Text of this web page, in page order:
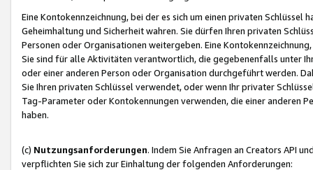
Eine Kontokennzeichnung, bei der es sich um einen privaten
Geheimhaltung und Sicherheit wahren. Sie dürfen Ihren privaten
Personen oder Organisationen weitergeben. Eine
Sie sind für alle Aktivitäten verantwortlich, die gegebenenfalls unter
oder einer anderen Person oder Organisation durchgeführt werden.
Sie Ihren privaten Schlüssel verwendet, oder wenn Ihr privater
Tag-Parameter oder Kontokennungen verwenden, die einer anderen
haben.
(c) Nutzungsanforderungen. Indem Sie Anfragen an Creators API
verpflichten Sie sich zur Einhaltung der folgenden Anforderungen: